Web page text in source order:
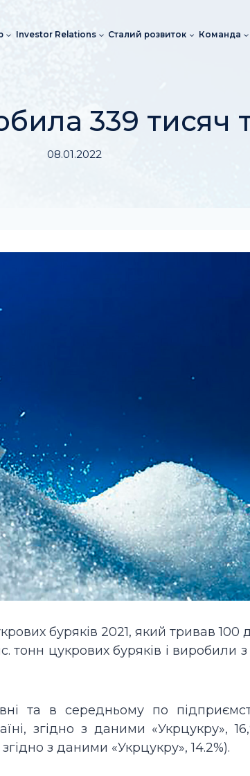
Investor Relations Сталий розвиток Команда
339 тисяч
08.01.2022
буряків 2021, який тривав 100
тонн цукрових буряків і виробили
та в середньому по
згідно з даними «Укрцукру»,
з даними «Укрцукру», 14.2%).